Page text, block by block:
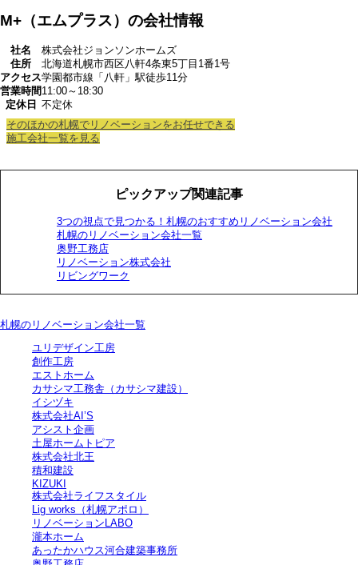
M+（エムプラス）の会社情報
社名
株式会社ジョンソンホームズ
住所
北海道札幌市西区八軒4条東5丁目1番1号
アクセス学園都市線「八軒」駅徒歩11分
営業時間 11:00～18:30
定休日 不定休
そのほかの札幌でリノベーションをお任せできる
施工会社一覧を見る
ピックアップ関連記事
3つの視点で見つかる！札幌のおすすめリノベーション会社
札幌のリノベーション会社一覧
奥野工務店
リノベーション株式会社
リビングワーク
札幌のリノベーション会社一覧
ユリデザイン工房
創作工房
エストホーム
カサシマ工務舎（カサシマ建設）
イシヅキ
株式会社AI’S
アシスト企画
土屋ホームトピア
株式会社北王
積和建設
KIZUKI
株式会社ライフスタイル
Lig works（札幌アポロ）
リノベーションLABO
瀧本ホーム
あったかハウス河合建築事務所